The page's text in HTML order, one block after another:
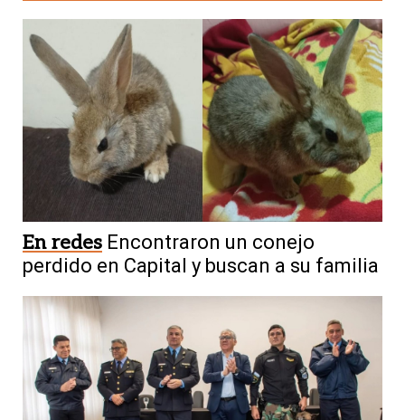
En redes Encontraron un conejo
perdido en Capital y buscan a su familia